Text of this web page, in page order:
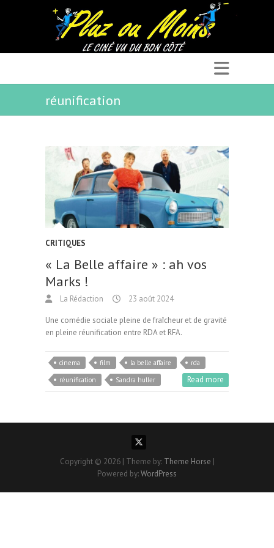
réunification
CRITIQUES
« La Belle affaire » : ah vos
Marks !
La Rédaction 23 août 2024
Une comédie sociale pleine de fraîcheur et de gravité
en pleine réunification entre RDA et RFA.
cinema film la belle affaire
rda
réunification
Sandra huller Read more
Copyright © 2026 | Theme by: Theme Horse |
Powered by:WordPress